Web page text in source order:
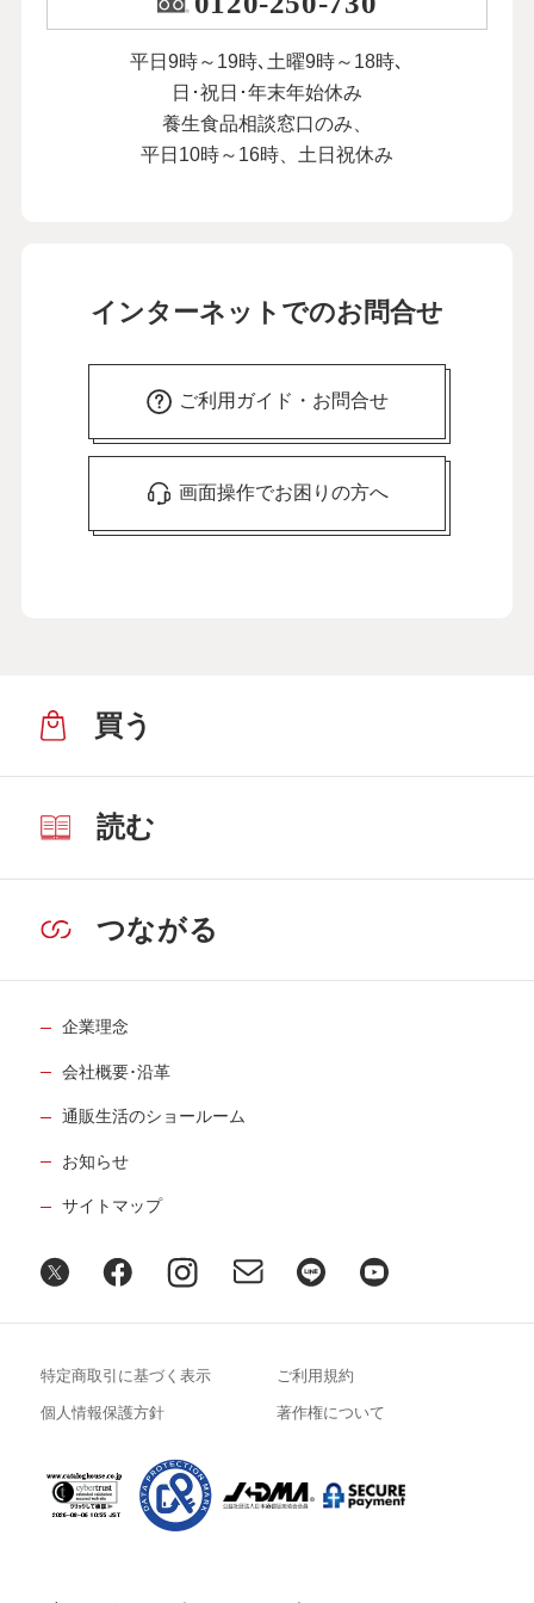
平日9時～19時､土曜9時～18時､
日･祝日･年末年始休み
養生食品相談窓口のみ、
平日10時～16時、土日祝休み
インターネットでのお問合せ
ご利用ガイド・お問合せ
画面操作でお困りの方へ
買う
読む
つながる
企業理念
会社概要･沿革
通販生活のショールーム
お知らせ
サイトマップ
特定商取引に基づく表示 ご利用規約
個人情報保護方針 著作権について